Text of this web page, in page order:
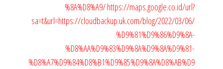
%8A%D8%A9/https://maps.google.co.id/url?
sa=t&url=https://cloudbackup.uk.com/blog/2022/03/06/
%D9%81%D9%86%D9%8A-
%D8%AA%D9%83%D9%8A%D9%8A%D9%81-
%D8%A7%D9%84%D8%B1%D9%85%D9%8A%D8%AB%D9